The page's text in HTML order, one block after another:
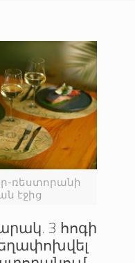
ռեստորանի
էջից
3 հոգի